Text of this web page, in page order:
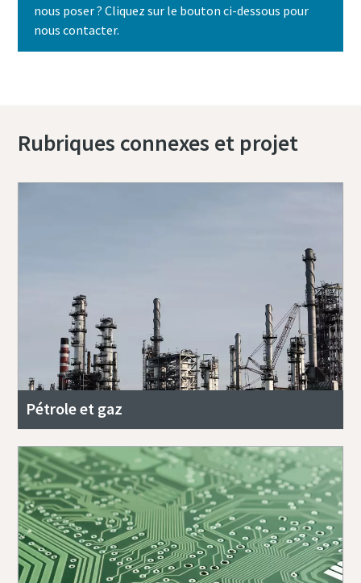
nous poser ? Cliquez sur le bouton ci-dessous pour
nous contacter.
Rubriques connexes et projet
Pétrole et gaz